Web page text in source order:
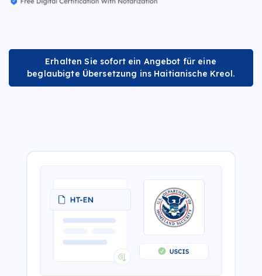
Erhalten Sie sofort ein Angebot für eine
beglaubigte Übersetzung ins Haitianische Kreol.